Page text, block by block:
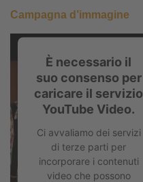
Accetta
Campagna d’immagine
È necessario il
suo consenso per
caricare il servizio
YouTube Video.
Ci avvaliamo dei servizi
di terze parti per
incorporare i contenuti
video che possono